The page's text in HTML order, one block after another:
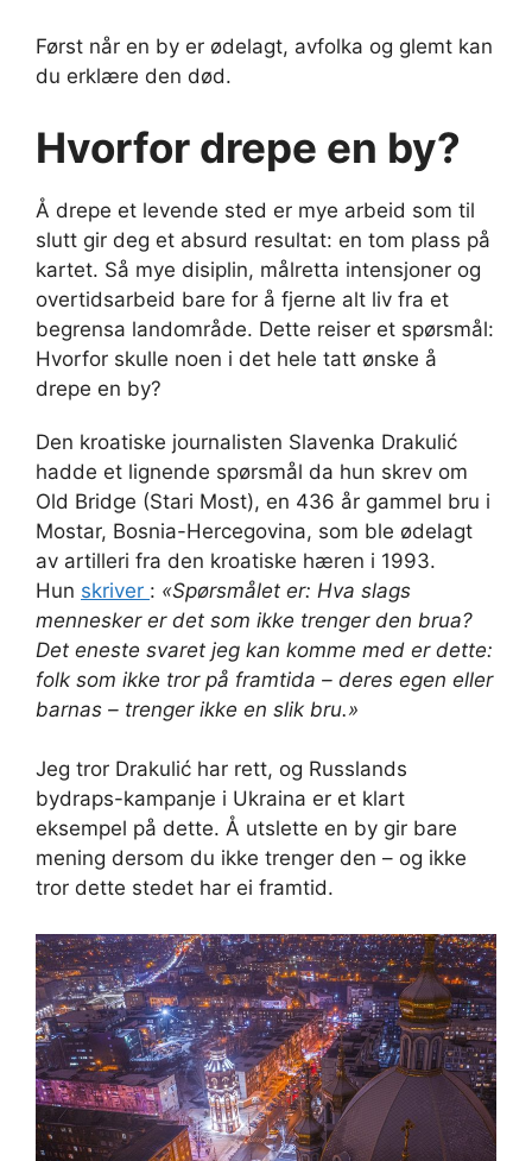
Først når en by er ødelagt, avfolka og glemt kan
du erklære den død.
Hvorfor drepe en by?
Å drepe et levende sted er mye arbeid som til
slutt gir deg et absurd resultat: en tom plass på
kartet. Så mye disiplin, målretta intensjoner og
overtidsarbeid bare for å fjerne alt liv fra et
begrensa landområde. Dette reiser et spørsmål:
Hvorfor skulle noen i det hele tatt ønske å
drepe en by?
Den kroatiske journalisten Slavenka Drakulić
hadde et lignende spørsmål da hun skrev om
Old Bridge (Stari Most), en 436 år gammel bru i
Mostar, Bosnia-Hercegovina, som ble ødelagt
av artilleri fra den kroatiske hæren i 1993.
Hun skriver : «Spørsmålet er: Hva slags
mennesker er det som ikke trenger den brua?
Det eneste svaret jeg kan komme med er dette:
folk som ikke tror på framtida – deres egen eller
barnas – trenger ikke en slik bru.»
Jeg tror Drakulić har rett, og Russlands
bydraps-kampanje i Ukraina er et klart
eksempel på dette. Å utslette en by gir bare
mening dersom du ikke trenger den – og ikke
tror dette stedet har ei framtid.